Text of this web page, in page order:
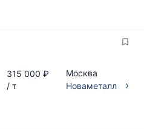
315 000 ₽
/ т
Москва
Новаметалл
›